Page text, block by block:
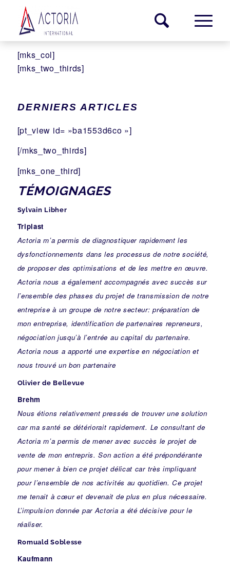
[mks_col]
[mks_two_thirds]
DERNIERS ARTICLES
[pt_view id= »ba1553d6co »]
[/mks_two_thirds]
[mks_one_third]
TÉMOIGNAGES
Sylvain Libher
Triplast
Actoria m’a permis de diagnostiquer rapidement les
dysfonctionnements dans les processus de notre société,
de proposer des optimisations et de les mettre en œuvre.
Actoria nous a également accompagnés avec succès sur
l’ensemble des phases du projet de transmission de notre
entreprise à un groupe de notre secteur: préparation de
mon entreprise, identification de partenaires repreneurs,
négociation jusqu’à l’entrée au capital du partenaire.
Actoria nous a apporté une expertise en négociation et
nous trouvé un bon partenaire
Olivier de Bellevue
Brehm
Nous étions relativement pressés de trouver une solution
car ma santé se détériorait rapidement. Le consultant de
Actoria m’a permis de mener avec succès le projet de
vente de mon entrepris. Son action a été prépondérante
pour mener à bien ce projet délicat car très impliquant
pour l’ensemble de nos activités au quotidien. Ce projet
me tenait à cœur et devenait de plus en plus nécessaire.
L’impulsion donnée par Actoria a été décisive pour le
réaliser.
Romuald Soblesse
Kaufmann